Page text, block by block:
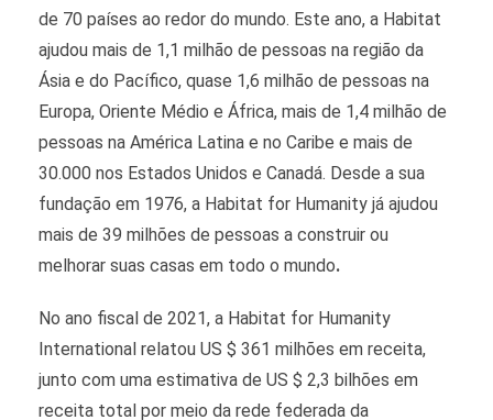
de 70 países ao redor do mundo. Este ano, a Habitat
ajudou mais de 1,1 milhão de pessoas na região da
Ásia e do Pacífico, quase 1,6 milhão de pessoas na
Europa, Oriente Médio e África, mais de 1,4 milhão de
pessoas na América Latina e no Caribe e mais de
30.000 nos Estados Unidos e Canadá. Desde a sua
fundação em 1976, a Habitat for Humanity já ajudou
mais de 39 milhões de pessoas a construir ou
melhorar suas casas em todo o mundo.
No ano fiscal de 2021, a Habitat for Humanity
International relatou US $ 361 milhões em receita,
junto com uma estimativa de US $ 2,3 bilhões em
receita total por meio da rede federada da